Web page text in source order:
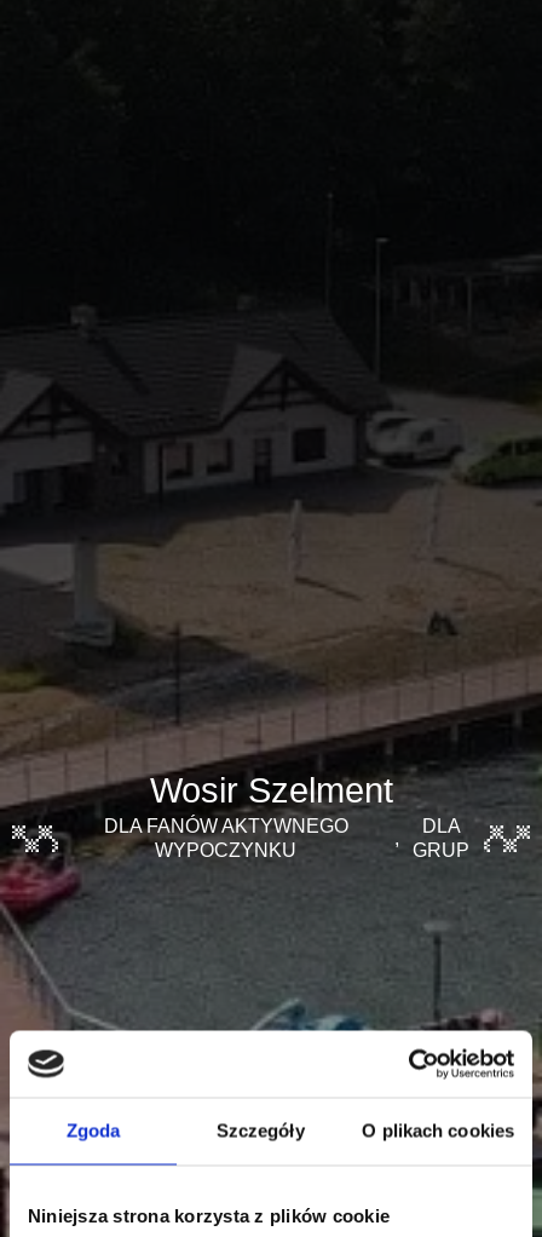
Zgoda Szczegóły O plikach cookies
Niniejsza strona korzysta z plików cookie
Wosir Szelment
DLA FANÓW AKTYWNEGO
WYPOCZYNKU
,
DLA
GRUP